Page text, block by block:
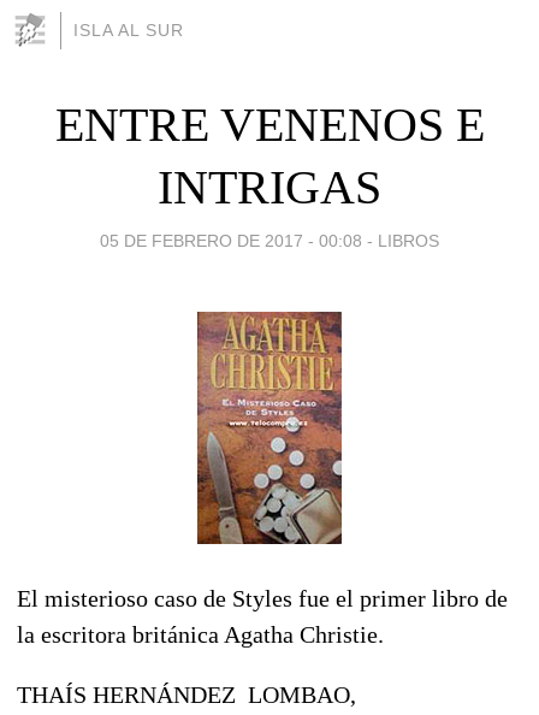
ISLA AL SUR
ENTRE VENENOS E
INTRIGAS
05 DE FEBRERO DE 2017 - 00:08 - LIBROS
El misterioso caso de Styles fue el primer libro de
la escritora británica Agatha Christie.
THAÍS HERNÁNDEZ LOMBAO,